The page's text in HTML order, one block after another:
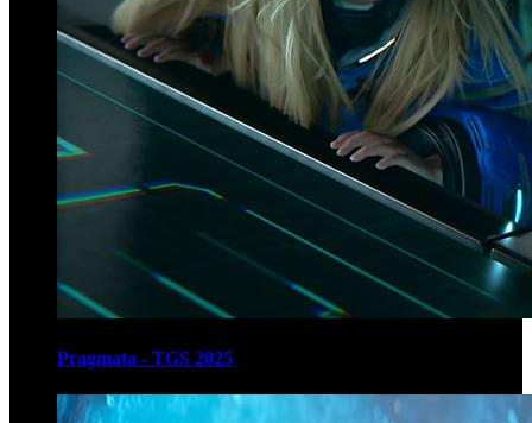
Pragmata - TGS 2025